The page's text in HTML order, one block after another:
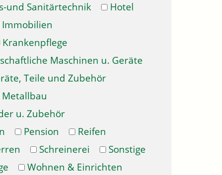
und Sanitärtechnik
Hotel
Immobilien
Krankenpflege
Maschinen u. Geräte
Teile und Zubehör
Metallbau
u. Zubehör
Pension
Reifen
Schreinerei
Sonstige
Wohnen & Einrichten